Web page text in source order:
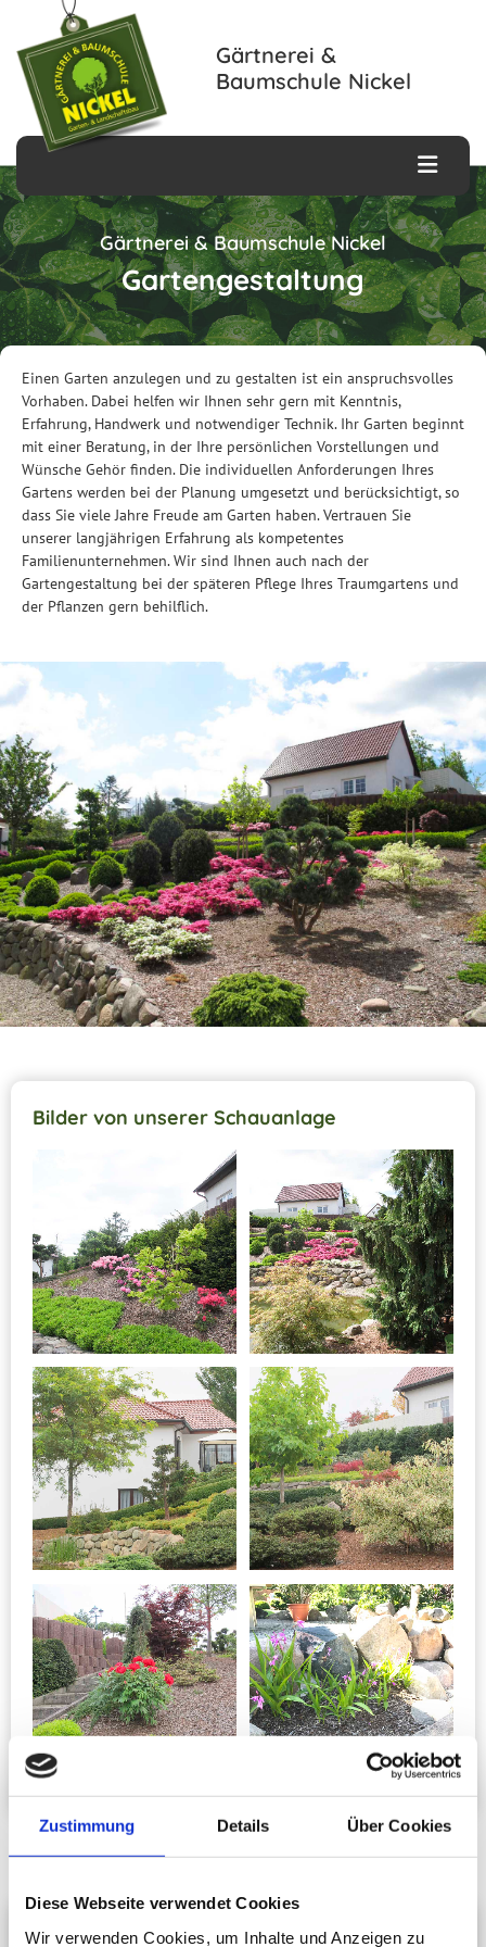
Zustimmung Details Über Cookies
Diese Webseite verwendet Cookies
Wir verwenden Cookies, um Inhalte und Anzeigen zu
Zum Inhalt springen
Gärtnerei &
Baumschule Nickel
Gärtnerei & Baumschule Nickel
Gartengestaltung
Einen Garten anzulegen und zu gestalten ist ein anspruchsvolles
Vorhaben. Dabei helfen wir Ihnen sehr gern mit Kenntnis,
Erfahrung, Handwerk und notwendiger Technik. Ihr Garten beginnt
mit einer Beratung, in der Ihre persönlichen Vorstellungen und
Wünsche Gehör finden. Die individuellen Anforderungen Ihres
Gartens werden bei der Planung umgesetzt und berücksichtigt, so
dass Sie viele Jahre Freude am Garten haben. Vertrauen Sie
unserer langjährigen Erfahrung als kompetentes
Familienunternehmen. Wir sind Ihnen auch nach der
Gartengestaltung bei der späteren Pflege Ihres Traumgartens und
der Pflanzen gern behilflich.
Bilder von unserer Schauanlage